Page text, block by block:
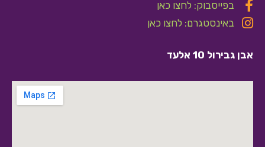
בפייסבוק: לחצו כאן
באינסטגרם: לחצו כאן
אבן גבירול 10 אלעד